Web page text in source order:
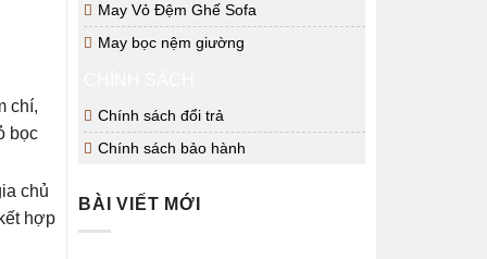
chí,
bọc
chủ
hợp
May Vỏ Đệm Ghế Sofa
May bọc nệm giường
Chính sách đổi trả
Chính sách bảo hành
BÀI VIẾT MỚI